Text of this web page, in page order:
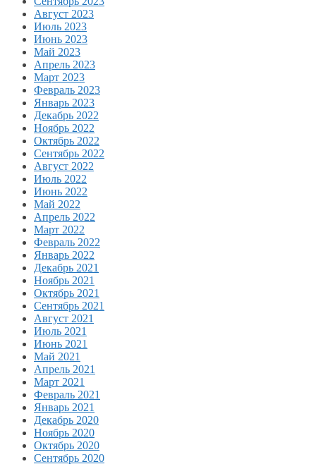
Август 2023
Июль 2023
Июнь 2023
Май 2023
Апрель 2023
Март 2023
Февраль 2023
Январь 2023
Декабрь 2022
Ноябрь 2022
Октябрь 2022
Сентябрь 2022
Август 2022
Июль 2022
Июнь 2022
Май 2022
Апрель 2022
Март 2022
Февраль 2022
Январь 2022
Декабрь 2021
Ноябрь 2021
Октябрь 2021
Сентябрь 2021
Август 2021
Июль 2021
Июнь 2021
Май 2021
Апрель 2021
Март 2021
Февраль 2021
Январь 2021
Декабрь 2020
Ноябрь 2020
Октябрь 2020
Сентябрь 2020